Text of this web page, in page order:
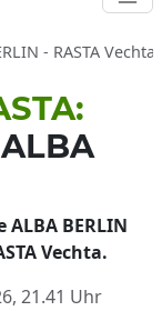
- RASTA
BERLIN
Vechta.
21.41 Uhr